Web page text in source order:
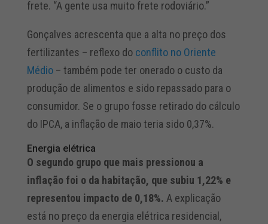
frete. “A gente usa muito frete rodoviário.”
Gonçalves acrescenta que a alta no preço dos
fertilizantes – reflexo do conflito no Oriente
Médio– também pode ter onerado o custo da
produção de alimentos e sido repassado para o
consumidor. Se o grupo fosse retirado do cálculo
do IPCA, a inflação de maio teria sido 0,37%.
Energia elétrica
O segundo grupo que mais pressionou a
inflação foi o da habitação, que subiu 1,22% e
representou impacto de 0,18%. A explicação
está no preço da energia elétrica residencial,